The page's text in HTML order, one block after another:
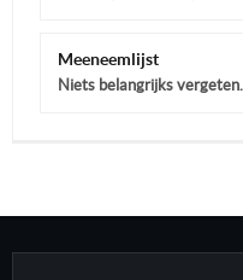
Meeneemlijst
Niets belangrijks vergeten.